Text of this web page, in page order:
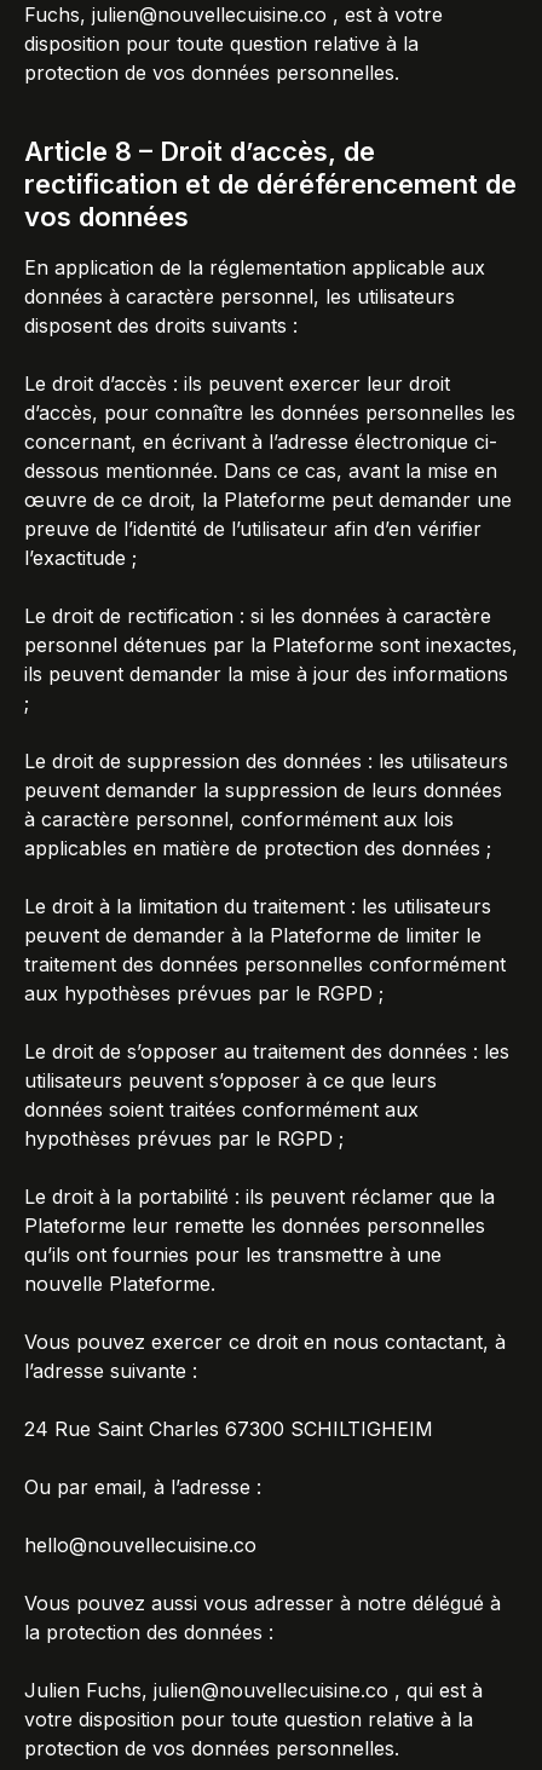
Fuchs, julien@nouvellecuisine.co , est à votre
disposition pour toute question relative à la
protection de vos données personnelles.
Article 8 – Droit d’accès, de
rectification et de déréférencement de
vos données
En application de la réglementation applicable aux
données à caractère personnel, les utilisateurs
disposent des droits suivants :
Le droit d’accès : ils peuvent exercer leur droit
d’accès, pour connaître les données personnelles les
concernant, en écrivant à l’adresse électronique ci-
dessous mentionnée. Dans ce cas, avant la mise en
œuvre de ce droit, la Plateforme peut demander une
preuve de l’identité de l’utilisateur afin d’en vérifier
l’exactitude ;
Le droit de rectification : si les données à caractère
personnel détenues par la Plateforme sont inexactes,
ils peuvent demander la mise à jour des informations
;
Le droit de suppression des données : les utilisateurs
peuvent demander la suppression de leurs données
à caractère personnel, conformément aux lois
applicables en matière de protection des données ;
Le droit à la limitation du traitement : les utilisateurs
peuvent de demander à la Plateforme de limiter le
traitement des données personnelles conformément
aux hypothèses prévues par le RGPD ;
Le droit de s’opposer au traitement des données : les
utilisateurs peuvent s’opposer à ce que leurs
données soient traitées conformément aux
hypothèses prévues par le RGPD ;
Le droit à la portabilité : ils peuvent réclamer que la
Plateforme leur remette les données personnelles
qu’ils ont fournies pour les transmettre à une
nouvelle Plateforme.
Vous pouvez exercer ce droit en nous contactant, à
l’adresse suivante :
24 Rue Saint Charles 67300 SCHILTIGHEIM
Ou par email, à l’adresse :
hello@nouvellecuisine.co
Vous pouvez aussi vous adresser à notre délégué à
la protection des données :
Julien Fuchs, julien@nouvellecuisine.co , qui est à
votre disposition pour toute question relative à la
protection de vos données personnelles.